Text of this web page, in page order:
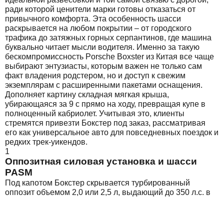
ради которой ценители марки готовы отказаться от
привычного комфорта. Эта особенность шасси
раскрывается на любом покрытии – от городского
трафика до затяжных горных серпантинов, где машина
буквально читает мысли водителя. Именно за такую
бескомпромиссность Porsche Boxster из Китая все чаще
выбирают энтузиасты, которым важен не только сам
факт владения родстером, но и доступ к свежим
экземплярам с расширенными пакетами оснащения.
Дополняет картину складная мягкая крыша,
убирающаяся за 9 с прямо на ходу, превращая купе в
полноценный кабриолет. Учитывая это, клиенты
стремятся привезти Бокстер под заказ, рассматривая
его как универсальное авто для повседневных поездок и
редких трек-уикендов.
1
Оппозитная силовая установка и шасси
PASM
Под капотом Бокстер скрывается турбированный
оппозит объемом 2,0 или 2,5 л, выдающий до 350 л.с. в